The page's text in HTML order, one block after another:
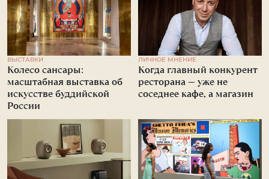
ВЫСТАВКИ
Колесо сансары:
масштабная выставка об
искусстве буддийской
России
ЛИЧНОЕ МНЕНИЕ
Когда главный конкурент
ресторана — уже не
соседнее кафе, а магазин